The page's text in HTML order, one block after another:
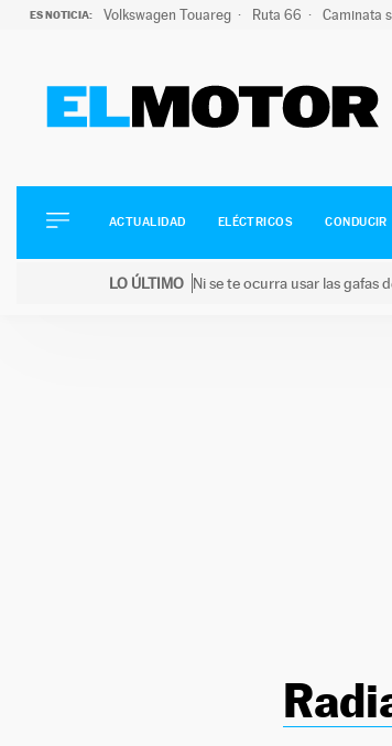
ES NOTICIA: Volkswagen Touareg Ruta 66 Caminata
ELÉCTRICOS
CONDUCIR
ACTUALIDAD ELÉCTRICOS CONDUCIR
LO ÚLTIMO Ni se te ocurra usar las gafas